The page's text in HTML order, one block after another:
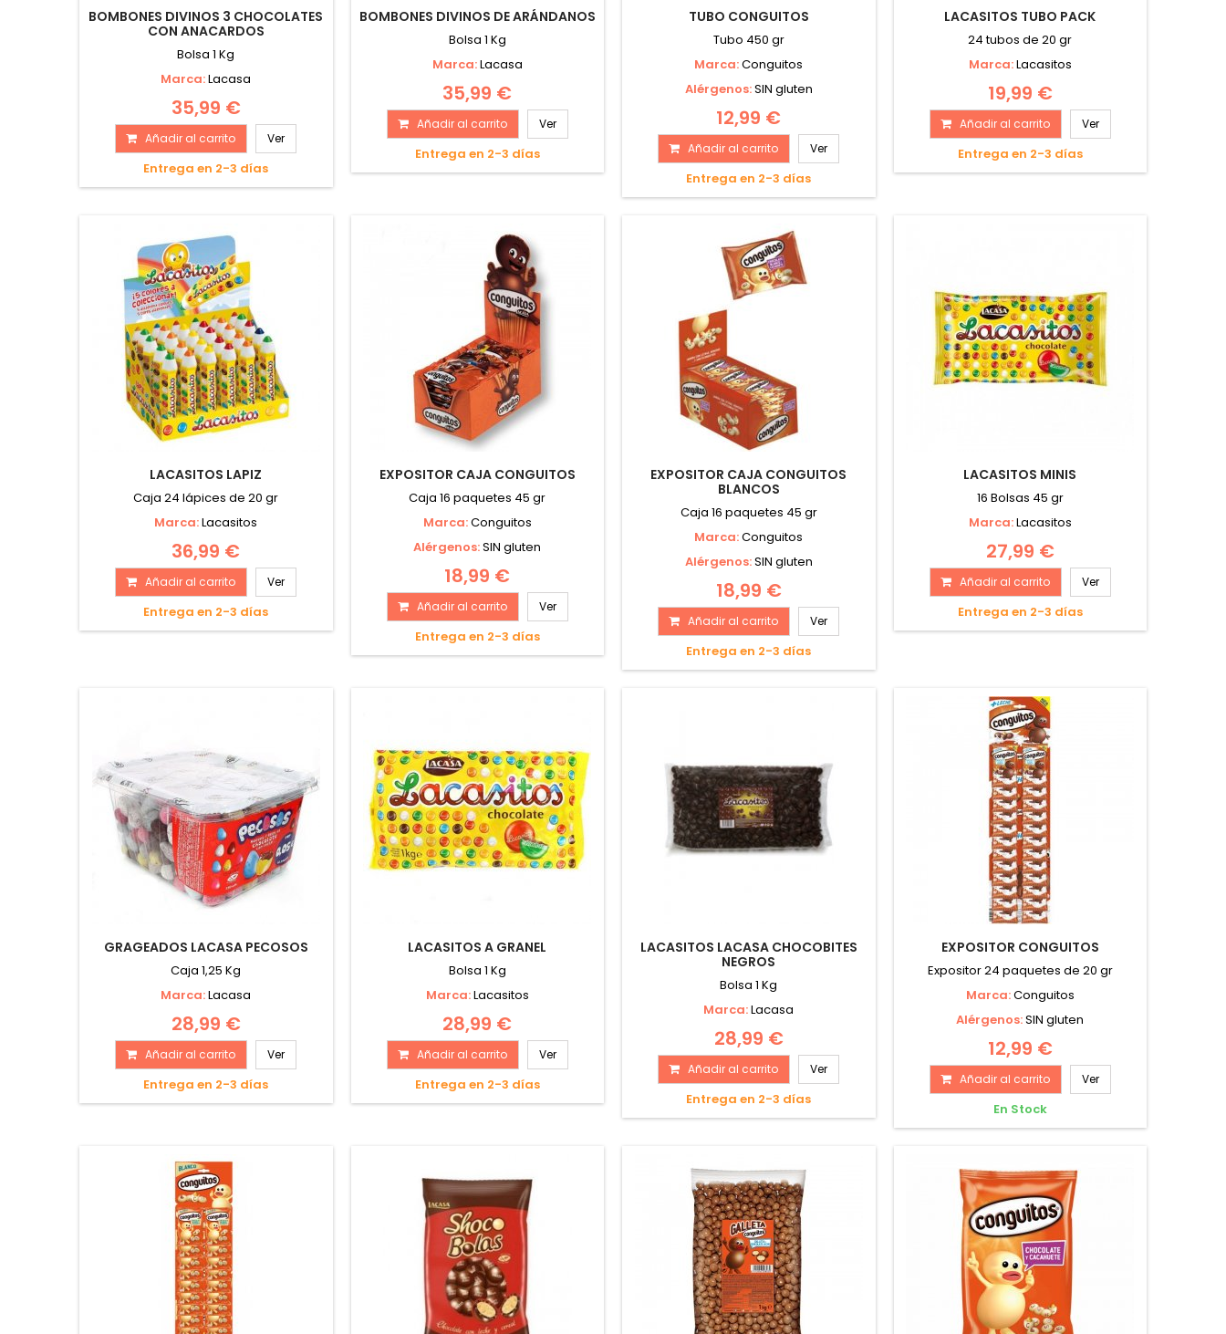
BOMBONES DIVINOS 3 CHOCOLATES
CON ANACARDOS
Bolsa 1 Kg
Marca:Lacasa
35,99 €
Añadir al carrito Ver
Entrega en 2-3 días
BOMBONES DIVINOS DE ARÁNDANOS
Bolsa 1 Kg
Marca:Lacasa
35,99 €
Añadir al carrito Ver
Entrega en 2-3 días
TUBO CONGUITOS
Tubo 450 gr
Marca:Conguitos
Alérgenos:SIN gluten
12,99 €
Añadir al carrito Ver
Entrega en 2-3 días
LACASITOS TUBO PACK
24 tubos de 20 gr
Marca:Lacasitos
19,99 €
Añadir al carrito Ver
Entrega en 2-3 días
LACASITOS LAPIZ
Caja 24 lápices de 20 gr
Marca:Lacasitos
36,99 €
Añadir al carrito Ver
Entrega en 2-3 días
EXPOSITOR CAJA CONGUITOS
Caja 16 paquetes 45 gr
Marca:Conguitos
Alérgenos:SIN gluten
18,99 €
Añadir al carrito Ver
Entrega en 2-3 días
EXPOSITOR CAJA CONGUITOS
BLANCOS
Caja 16 paquetes 45 gr
Marca:Conguitos
Alérgenos:SIN gluten
18,99 €
Añadir al carrito Ver
Entrega en 2-3 días
LACASITOS MINIS
16 Bolsas 45 gr
Marca:Lacasitos
27,99 €
Añadir al carrito Ver
Entrega en 2-3 días
GRAGEADOS LACASA PECOSOS
Caja 1,25 Kg
Marca:Lacasa
28,99 €
Añadir al carrito Ver
Entrega en 2-3 días
LACASITOS A GRANEL
Bolsa 1 Kg
Marca:Lacasitos
28,99 €
Añadir al carrito Ver
Entrega en 2-3 días
LACASITOS LACASA CHOCOBITES
NEGROS
Bolsa 1 Kg
Marca:Lacasa
28,99 €
Añadir al carrito Ver
Entrega en 2-3 días
EXPOSITOR CONGUITOS
Expositor 24 paquetes de 20 gr
Marca:Conguitos
Alérgenos:SIN gluten
12,99 €
Añadir al carrito Ver
En Stock